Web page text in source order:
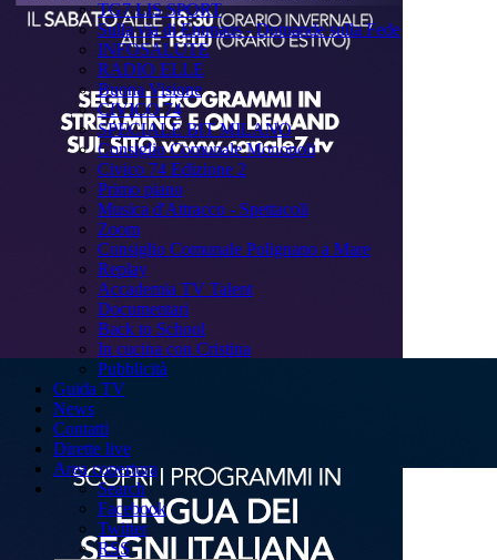
TG7 LIS SPORT
Sulla via di Emmaus - Domande sulla Fede
INFOSALUTE
RADIO ELLE
Buona Visione
CIVICO 74
SPECIALE BIT MILANO
Consiglio Comunale Monopoli
Civico 74 Edizione 2
Primo piano
Musica d'Attracco - Spettacoli
Zoom
Consiglio Comunale Polignano a Mare
Replay
Accademia TV Talent
Documentari
Back to School
In cucina con Cristina
Pubblicità
Guida TV
News
Contatti
Dirette live
Area copertura
Search
Facebook
Twitter
RSS